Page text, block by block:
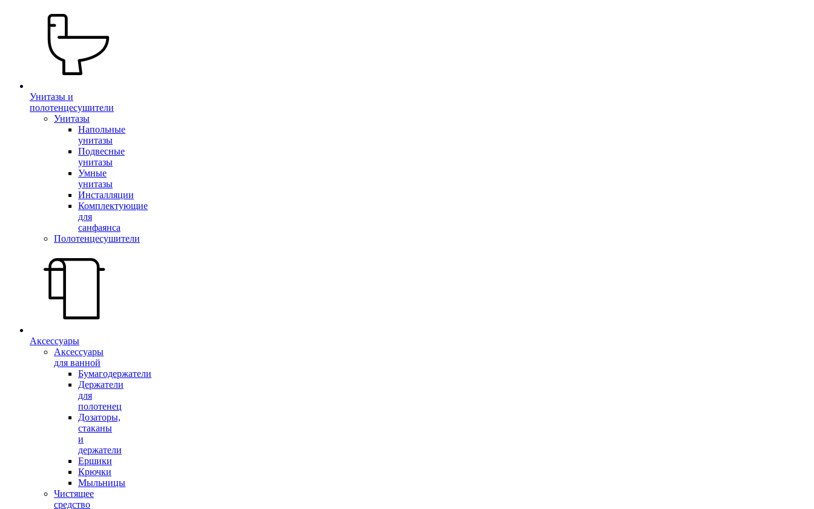
Унитазы и
полотенцесушители
Унитазы
Напольные
унитазы
Подвесные
унитазы
Умные
унитазы
Инсталляции
Комплектующие
для
санфаянса
Полотенцесушители
Аксессуары
Аксессуары
для ванной
Бумагодержатели
Держатели
для
полотенец
Дозаторы,
стаканы
и
держатели
Ершики
Крючки
Мыльницы
Чистящее
средство